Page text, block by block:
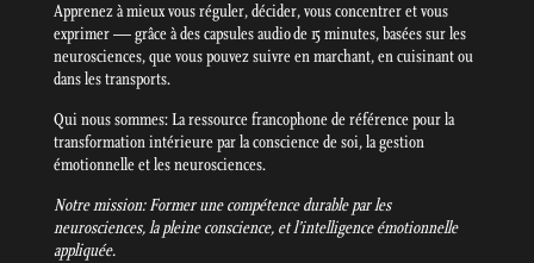
Apprenez à mieux vous réguler, décider, vous concentrer et vous
exprimer — grâce à des capsules audio de 15 minutes, basées sur les
neurosciences, que vous pouvez suivre en marchant, en cuisinant ou
dans les transports.
Qui nous sommes: La ressource francophone de référence pour la
transformation intérieure par la conscience de soi, la gestion
émotionnelle et les neurosciences.
Notre mission: Former une compétence durable par les
neurosciences, la pleine conscience, et l’intelligence émotionnelle
appliquée.